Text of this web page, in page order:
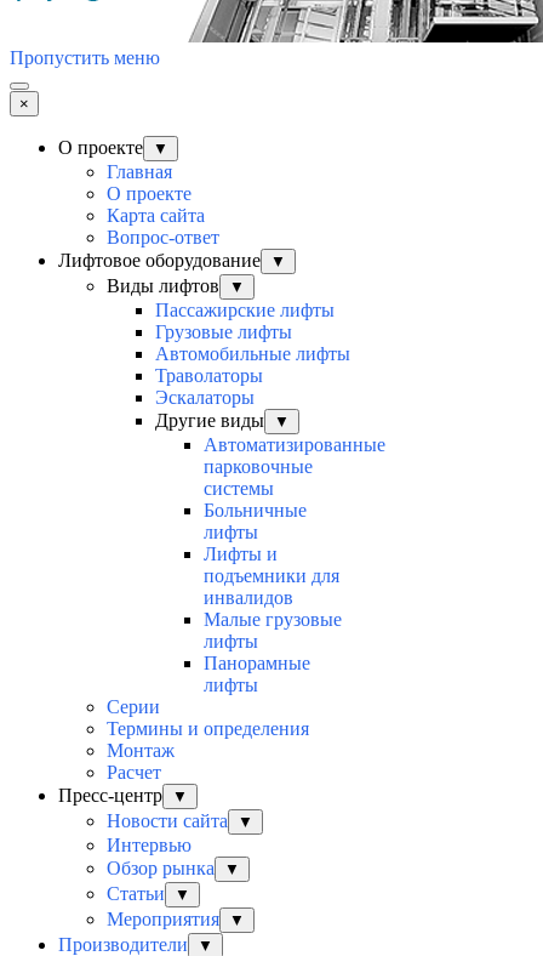
Пропустить меню
×
О проекте ▼
Главная
О проекте
Карта сайта
Вопрос-ответ
Лифтовое оборудование
▼
Виды лифтов ▼
Пассажирские лифты
Грузовые лифты
Автомобильные лифты
Траволаторы
Эскалаторы
Другие виды
▼
Автоматизированные
парковочные
системы
Больничные
лифты
Лифты и
подъемники для
инвалидов
Малые грузовые
лифты
Панорамные
лифты
Серии
Термины и определения
Монтаж
Расчет
Пресс-центр
▼
Новости сайта ▼
Интервью
Обзор рынка
▼
Статьи ▼
Мероприятия ▼
Производители ▼